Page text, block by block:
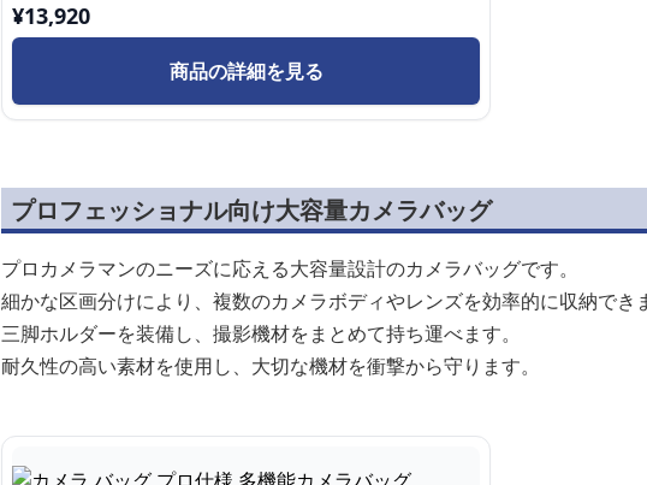
¥13,920
商品の詳細を見る
プロフェッショナル向け大容量カメラバッグ
プロカメラマンのニーズに応える大容量設計のカメラバッグです。
細かな区画分けにより、複数のカメラボディやレンズを効率的に収納でき
三脚ホルダーを装備し、撮影機材をまとめて持ち運べます。
耐久性の高い素材を使用し、大切な機材を衝撃から守ります。